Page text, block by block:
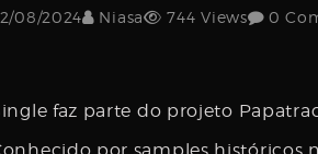
08/2024 Niasa 744 Views 0
faz parte do projeto